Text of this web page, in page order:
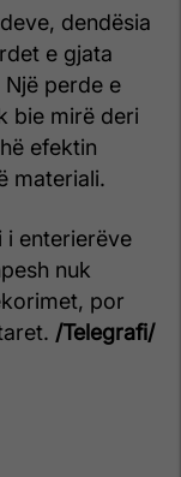
dendësia
e gjata
perde e
bie mirë deri
efektin
materiali.
i enterierëve
nuk
por
/Telegrafi/